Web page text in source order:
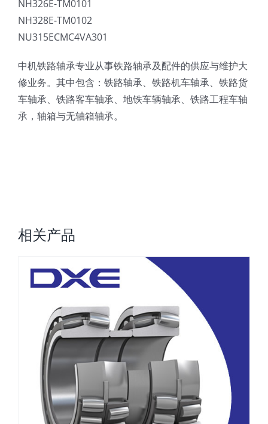
NH326E-TM0101
NH328E-TM0102
NU315ECMC4VA301
中机铁路轴承专业从事铁路轴承及配件的供应与维护大
修业务。其中包含：铁路轴承、铁路机车轴承、铁路货
车轴承、铁路客车轴承、地铁车辆轴承、铁路工程车轴
承，轴箱与无轴箱轴承。
相关产品